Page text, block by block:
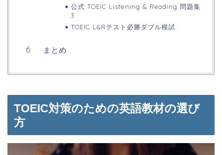
公式 TOEIC Listening & Reading 問題集
3
TOEIC L&Rテスト必勝ダブル模試
まとめ
TOEIC対策のための英語教材の選び
方